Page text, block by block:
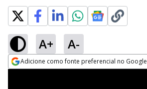
A+ A-
Adicione como fonte preferencial no Google